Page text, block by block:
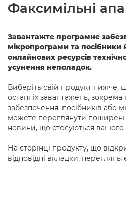
Факсимільні
Завантажте програмне
мікропрограми та
онлайнових ресурсів
усунення неполадок.
Виберіть свій продукт нижче,
останніх завантажень,
забезпечення, посібників або
можете переглянути поширені
новини, що стосуються вашого
На сторінці продукту, що
відповідні вкладки,